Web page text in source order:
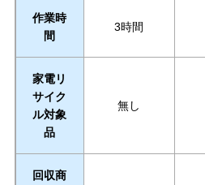
作業時
間
3時間
家電リ
サイク
ル対象
品
無し
回収商